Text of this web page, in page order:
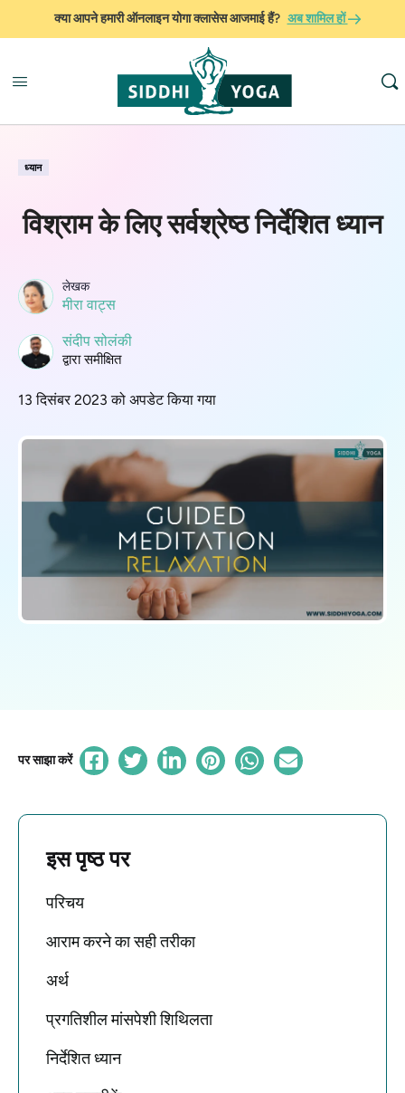
क्या आपने हमारी ऑनलाइन योगा क्लासेस आजमाई हैं? अब शामिल हों
ध्यान
विश्राम के लिए सर्वश्रेष्ठ निर्देशित ध्यान
लेखक
मीरा वाट्स
संदीप सोलंकी
द्वारा समीक्षित
13 दिसंबर 2023 को अपडेट किया गया
पर साझा करें
इस पृष्ठ पर
परिचय
आराम करने का सही तरीका
अर्थ
प्रगतिशील मांसपेशी शिथिलता
निर्देशित ध्यान